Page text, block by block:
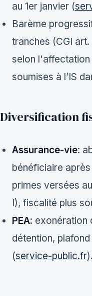
au 1er janvier (
Barème
tranches (CGI
selon
soumises à l’IS
Diversification
Assurance-vie:
bénéficiaire
primes versées
I), fiscalité plus
PEA: exonération
détention,
(service-public.fr).